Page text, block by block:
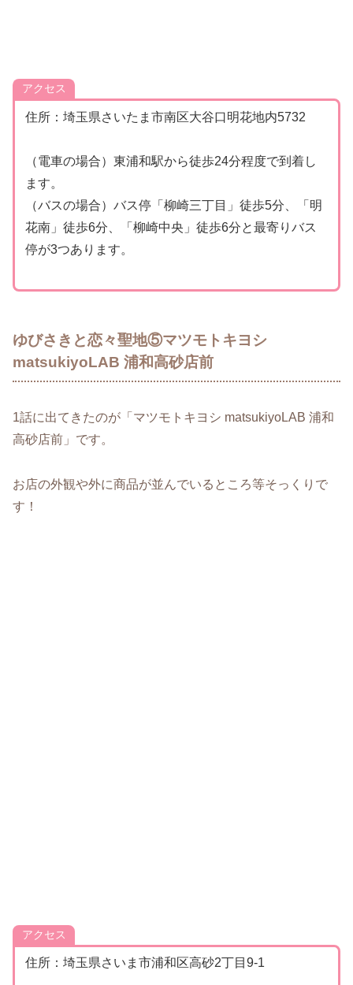
アクセス
住所：埼玉県さいたま市南区大谷口明花地内5732
（電車の場合）東浦和駅から徒歩24分程度で到着し
ます。
（バスの場合）バス停「柳崎三丁目」徒歩5分、「明
花南」徒歩6分、
「柳崎中央 」徒歩6分と最寄りバス
停が3つあります。
ゆびさきと恋々聖地⑤マツモトキヨシ
matsukiyoLAB 浦和高砂店前
1話に出てきたのが「マツモトキヨシ matsukiyoLAB 浦和
高砂店前」です。
お店の外観や外に商品が並んでいるところ等そっくりで
す！
アクセス
住所：埼玉県さいま市浦和区高砂2丁目9‐1